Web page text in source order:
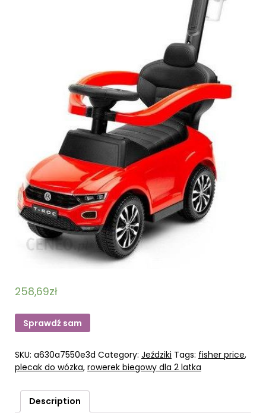
258,69zł
Sprawdź sam
SKU: a630a7550e3d Category: Jeździki Tags: fisher price,
plecak do wózka, rowerek biegowy dla 2 latka
Description